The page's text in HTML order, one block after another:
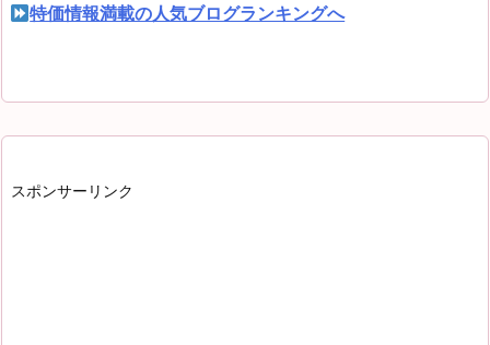
特価情報満載の人気ブログランキングへ
スポンサーリンク